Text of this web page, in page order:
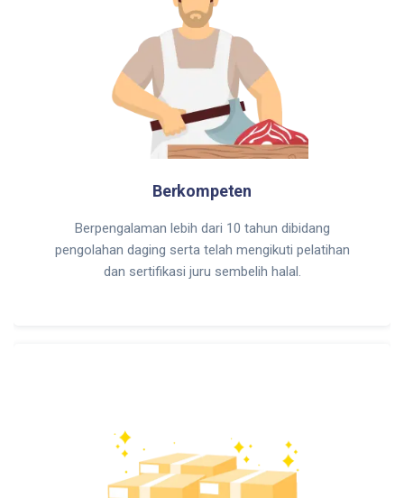
Berkompeten
Berpengalaman lebih dari 10 tahun dibidang
pengolahan daging serta telah mengikuti pelatihan
dan sertifikasi juru sembelih halal.